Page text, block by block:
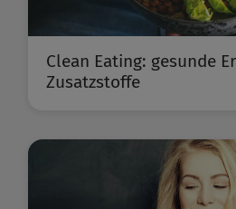
Clean Eating: gesunde
Zusatzstoffe